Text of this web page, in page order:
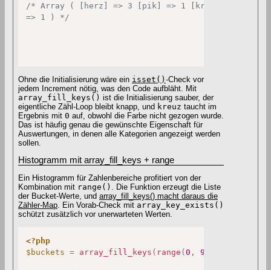
/* Array ( [herz] => 3 [pik] => 1 [kreuz] => 0
=> 1 ) */
Ohne die Initialisierung wäre ein isset() -Check vor
jedem Increment nötig, was den Code aufbläht. Mit
array_fill_keys() ist die Initialisierung sauber, der
eigentliche Zähl-Loop bleibt knapp, und kreuz taucht im
Ergebnis mit 0 auf, obwohl die Farbe nicht gezogen wurde.
Das ist häufig genau die gewünschte Eigenschaft für
Auswertungen, in denen alle Kategorien angezeigt werden
sollen.
Histogramm mit array_fill_keys + range
Ein Histogramm für Zahlenbereiche profitiert von der
Kombination mit range() . Die Funktion erzeugt die Liste
der Bucket-Werte, und array_fill_keys() macht daraus die
Zähler-Map. Ein Vorab-Check mit array_key_exists()
schützt zusätzlich vor unerwarteten Werten.
<?php
$buckets
= array_fill_keys ( range (0 , 9